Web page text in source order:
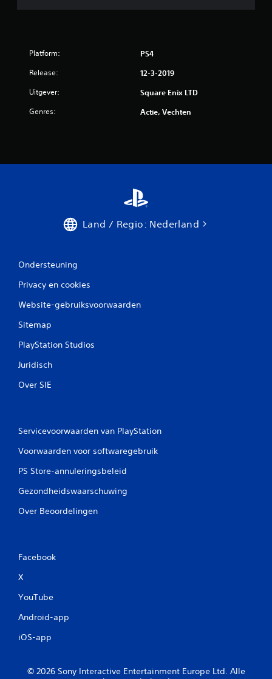
Platform: PS4
Release: 12-3-2019
Uitgever: Square Enix LTD
Genres: Actie, Vechten
Land / Regio: Nederland
Ondersteuning
Privacy en cookies
Website-gebruiksvoorwaarden
Sitemap
PlayStation Studios
Juridisch
Over SIE
Servicevoorwaarden van PlayStation
Voorwaarden voor softwaregebruik
PS Store-annuleringsbeleid
Gezondheidswaarschuwing
Over Beoordelingen
Facebook
X
YouTube
Android-app
iOS-app
© 2026 Sony Interactive Entertainment Europe Ltd. Alle